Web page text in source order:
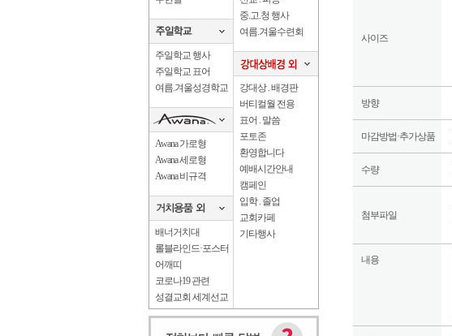
주일학교 행사
주일학교 표어
여름.겨울성경학교
Awana 가로형
Awana 세로형
Awana 비규격
배너거치대
롤블라인드·포스터
어깨띠
코로나19 관련
성결교회 세계선교
중.고.청 행사
여름.겨울수련회
강대상 . 배경판
버티컬월 전용
표어 . 말씀
포토존
환영합니다
예배시간안내
캠페인
입학 . 졸업
교회카페
기타행사
사이즈
방향
마감방법·추가상품
수량
첨부파일
내용